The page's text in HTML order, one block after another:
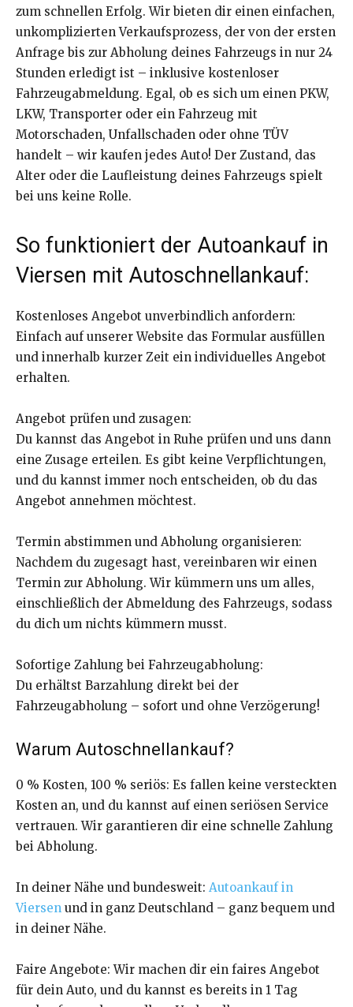
zum schnellen Erfolg. Wir bieten dir einen einfachen,
unkomplizierten Verkaufsprozess, der von der ersten
Anfrage bis zur Abholung deines Fahrzeugs in nur 24
Stunden erledigt ist – inklusive kostenloser
Fahrzeugabmeldung. Egal, ob es sich um einen PKW,
LKW, Transporter oder ein Fahrzeug mit
Motorschaden, Unfallschaden oder ohne TÜV
handelt – wir kaufen jedes Auto! Der Zustand, das
Alter oder die Laufleistung deines Fahrzeugs spielt
bei uns keine Rolle.
So funktioniert der Autoankauf in
Viersen mit Autoschnellankauf:
Kostenloses Angebot unverbindlich anfordern:
Einfach auf unserer Website das Formular ausfüllen
und innerhalb kurzer Zeit ein individuelles Angebot
erhalten.
Angebot prüfen und zusagen:
Du kannst das Angebot in Ruhe prüfen und uns dann
eine Zusage erteilen. Es gibt keine Verpflichtungen,
und du kannst immer noch entscheiden, ob du das
Angebot annehmen möchtest.
Termin abstimmen und Abholung organisieren:
Nachdem du zugesagt hast, vereinbaren wir einen
Termin zur Abholung. Wir kümmern uns um alles,
einschließlich der Abmeldung des Fahrzeugs, sodass
du dich um nichts kümmern musst.
Sofortige Zahlung bei Fahrzeugabholung:
Du erhältst Barzahlung direkt bei der
Fahrzeugabholung – sofort und ohne Verzögerung!
Warum Autoschnellankauf?
0 % Kosten, 100 % seriös: Es fallen keine versteckten
Kosten an, und du kannst auf einen seriösen Service
vertrauen. Wir garantieren dir eine schnelle Zahlung
bei Abholung.
In deiner Nähe und bundesweit: Autoankauf in
Viersen und in ganz Deutschland – ganz bequem und
in deiner Nähe.
Faire Angebote: Wir machen dir ein faires Angebot
für dein Auto, und du kannst es bereits in 1 Tag